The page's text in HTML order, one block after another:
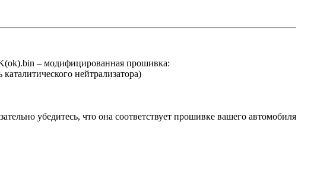
– модифицированная прошивка:
нейтрализатора)
убедитесь, что она соответствует прошивке вашего автомобиля